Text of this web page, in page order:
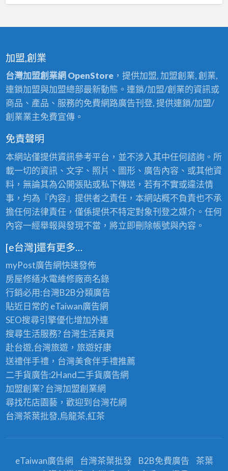
加盟,創業
台灣加盟創業網 OpenStore，提供加盟, 加盟創業, 創業,
連鎖加盟與加盟總部最新動態。連鎖/加盟/創業的資訊或
商品、產品、服務的免費網路廣告刊登, 提供連鎖/加盟/
創業業主免費宣傳。
免責聲明
本網站僅提供資訊參考平台，並不涉入其中任何諮詢。所
載一切的資訊、文字、照片、圖形、廣告內容、或其他資
料，無論其為公開張貼或私下傳送，若有不實或違法情
事，均為『內容』提供者之責任，本網站概不負責也不承
擔任何法律責任，僅係提供不特定對象刊登之媒介。任何
內容一經舉報與發現不當，將立即刪除帳號與內容。
[e台灣]還有更多…
myPost廣告網快速發佈
房屋修繕水電維修廠商名錄
行銷必用:台灣B2B分類廣告
貼近日常的 eTaiwan廣告網
SEO搜尋引擎優化增加外連
搜尋生活服務? 台灣生活黃頁
赴台遊,台灣旅遊，旅遊好康
送禮伴手禮，台灣美食伴手禮推薦
二手貨廣告:2Hand二手貨廣告網
加盟創業? 台灣加盟創業網
尋找花店園藝，歡迎到 台灣花網
台灣茶葉批發,烏龍茶,紅茶
eTaiwan廣告網 台灣茶葉批發 B2B免費廣告
茶葉